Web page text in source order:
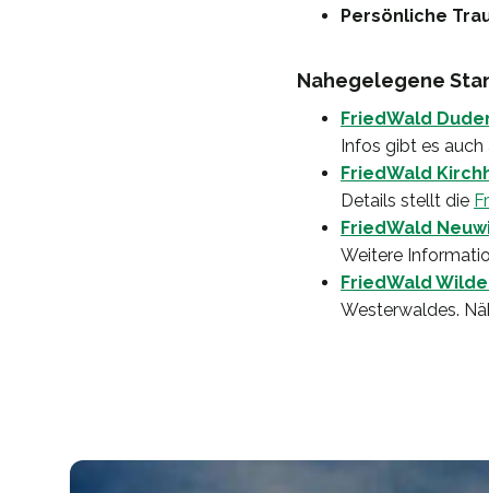
Persönliche
Nahegelegene
FriedWald
Infos gibt es
FriedWald
Details stellt die
FriedWald
Weitere
FriedWald
Westerwaldes.